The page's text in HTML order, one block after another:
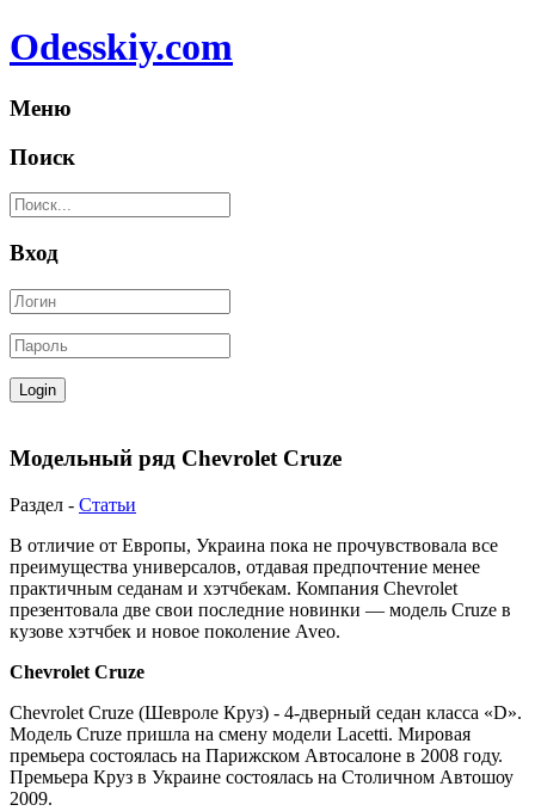
Odesskiy.com
Меню
Поиск
Вход
Модельный ряд Chevrolet Cruze
Раздел - Статьи
В отличие от Европы, Украина пока не прочувствовала все
преимущества универсалов, отдавая предпочтение менее
практичным седанам и хэтчбекам. Компания Chevrolet
презентовала две свои последние новинки — модель Cruze в
кузове хэтчбек и новое поколение Aveo.
Chevrolet Cruze
Chevrolet Cruze (Шевроле Круз) - 4-дверный седан класса «D».
Модель Cruze пришла на смену модели Lacetti. Мировая
премьера состоялась на Парижском Автосалоне в 2008 году.
Премьера Круз в Украине состоялась на Столичном Автошоу
2009.